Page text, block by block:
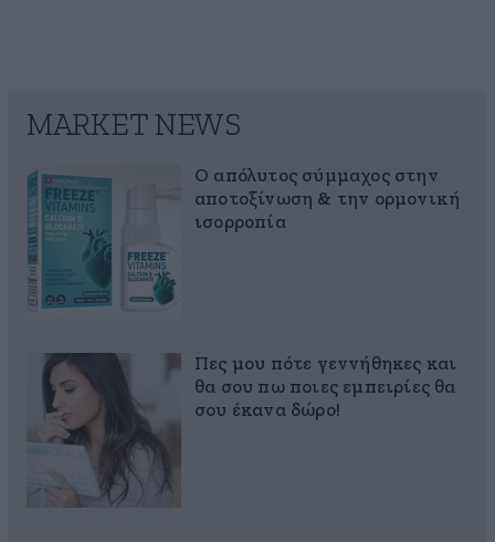
MARKET NEWS
Ο απόλυτος σύμμαχος στην
αποτοξίνωση & την ορμονική
ισορροπία
Πες μου πότε γεννήθηκες και
θα σου πω ποιες εμπειρίες θα
σου έκανα δώρο!